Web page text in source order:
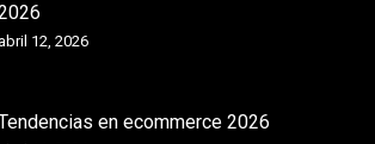
12, 2026
en ecommerce 2026